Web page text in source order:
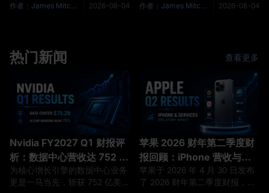
台人形机器人、全球份额32.4%
Optimus，马斯克称它将占特斯
拉未来价值的80%，规划年产百
万台、单位成本降至2万至2.5万
美元，但截至7月22日的二季度
电话会，全新设计的V3尚未公开
亮相，Fre
作者：James Mitchell 2026-08-04
发行4,044.64万股新股、募资约
后基础估值。但几乎没有人认为
储7月27日在科创板上市首日暴
涨466%的先例，已经把市场对
宇树二级价格的讨论推高至千亿
元级别。一边
作者：James Mitchell 2026-08-04
热门新闻 查看更多
Nvidia FY2027 Q1 财报评
析：数据中心营收达 752 亿
美元，AI 芯片毛利率稳超
75%
为核心增长引擎的数据中心业务
更是一马当先，斩获 752 亿美元
苹果 2026 财年第二季度财
报回顾：iPhone 营收与服
务业务增长维持 EPS 预期
苹果于 2026 年 4 月 30 日发布
了 2026 财年第二季度财报，涵